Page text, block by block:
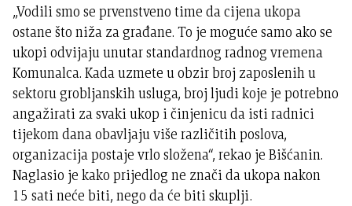
„Vodili smo se prvenstveno time da cijena ukopa
ostane što niža za građane. To je moguće samo ako se
ukopi odvijaju unutar standardnog radnog vremena
Komunalca. Kada uzmete u obzir broj zaposlenih u
sektoru grobljanskih usluga, broj ljudi koje je potrebno
angažirati za svaki ukop i činjenicu da isti radnici
tijekom dana obavljaju više različitih poslova,
organizacija postaje vrlo složena“, rekao je Bišćanin.
Naglasio je kako prijedlog ne znači da ukopa nakon
15 sati neće biti, nego da će biti skuplji.